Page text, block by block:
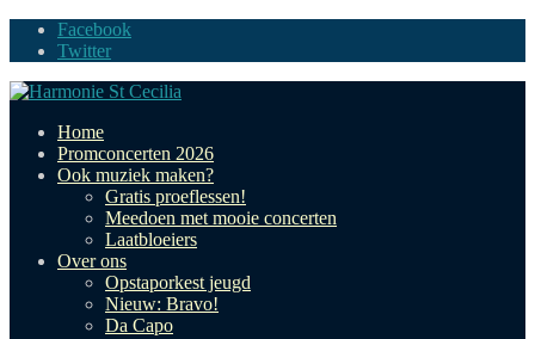
Facebook
Twitter
Home
Promconcerten 2026
Ook muziek maken?
Gratis proeflessen!
Meedoen met mooie concerten
Laatbloeiers
Over ons
Opstaporkest jeugd
Nieuw: Bravo!
Da Capo